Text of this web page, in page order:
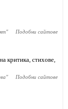
" Подобни сайтове
критика, стихове,
" Подобни сайтове